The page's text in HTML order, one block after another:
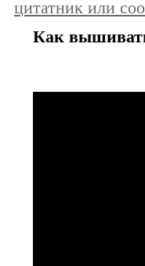
цитатник или
Как